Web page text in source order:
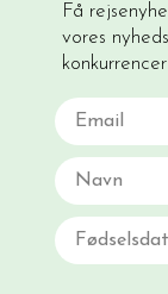
Få
vores
Email
Navn
Fødselsdato